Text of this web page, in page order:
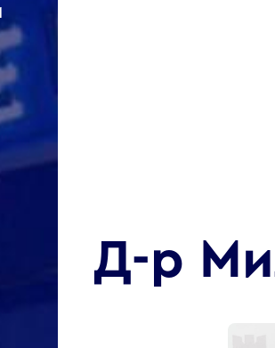
Д-р